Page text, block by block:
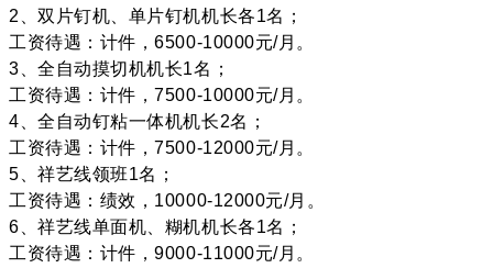
2、双片钉机、单片钉机机长各1名；
工资待遇：计件，6500-10000元/月。
3、全自动摸切机机长1名；
工资待遇：计件，7500-10000元/月。
4、全自动钉粘一体机机长2名；
工资待遇：计件，7500-12000元/月。
5、祥艺线领班1名；
工资待遇：绩效，10000-12000元/月。
6、祥艺线单面机、糊机机长各1名；
工资待遇：计件，9000-11000元/月。